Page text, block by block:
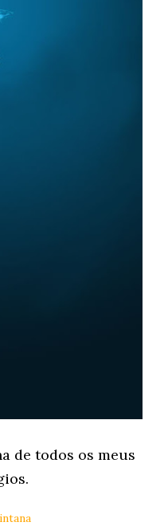
de todos os meus